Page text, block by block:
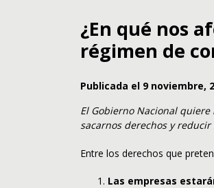
¿En qué nos
régimen de
Publicada el 9 noviembre,
El Gobierno Nacional
sacarnos derechos y
Entre los derechos que
Las empresas